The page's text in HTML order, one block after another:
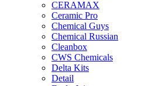
CERAMAX
Ceramic Pro
Chemical Guys
Chemical Russian
Cleanbox
CWS Chemicals
Delta Kits
Detail